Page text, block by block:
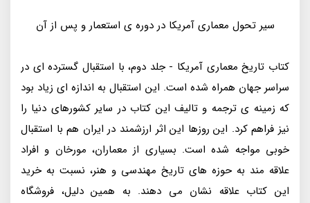
سیر تحول معماری آمریکا در دوره ی استعمار و پس از آن
کتاب تاریخ معماری آمریکا - جلد دوم، با استقبال گسترده ای در
سراسر جهان همراه شده است. این استقبال به اندازه ای زیاد بود
که زمینه ی ترجمه و تالیف این کتاب در سایر کشورهای دنیا را
نیز فراهم کرد. این روزها این اثر ارزشمند در ایران هم با استقبال
خوبی مواجه شده است. بسیاری از معماران، مورخان و افراد
علاقه مند به حوزه های تاریخ مهندسی و هنر، نسبت به خرید
این کتاب علاقه نشان می دهند. به همین دلیل، فروشگاه